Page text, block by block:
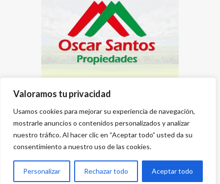
Valoramos tu privacidad
Usamos cookies para mejorar su experiencia de navegación,
mostrarle anuncios o contenidos personalizados y analizar
nuestro tráfico. Al hacer clic en “Aceptar todo” usted da su
consentimiento a nuestro uso de las cookies.
Personalizar Rechazar todo Aceptar todo